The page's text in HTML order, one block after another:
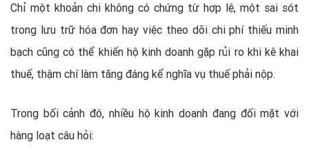
Chỉ một khoản chi không có chứng từ hợp lệ, một sai sót
trong lưu trữ hóa đơn hay việc theo dõi chi phí thiếu minh
bạch cũng có thể khiến hộ kinh doanh gặp rủi ro khi kê khai
thuế, thậm chí làm tăng đáng kể nghĩa vụ thuế phải nộp.
Trong bối cảnh đó, nhiều hộ kinh doanh đang đối mặt với
hàng loạt câu hỏi: